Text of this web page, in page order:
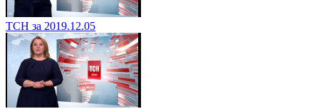
ТСН за 2019.12.05